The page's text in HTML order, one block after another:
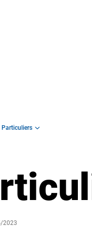
Particuliers
2023